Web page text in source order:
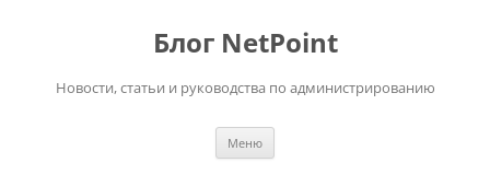
Блог NetPoint
Новости, статьи и руководства по администрированию
Меню